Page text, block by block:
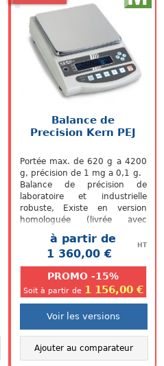
Balance de
Precision Kern PEJ
Portée max. de 620 g a 4200
g, précision de 1 mg a 0,1 g.
Balance de précision de
laboratoire et industrielle
robuste, Existe en version
homologuée (livrée avec
vignette et carnet de
métrologie).à partir de
1 360,00 €
HT
PROMO -15%
Soit à partir de 1 156,00 €
Voir les versions
Ajouter au comparateur